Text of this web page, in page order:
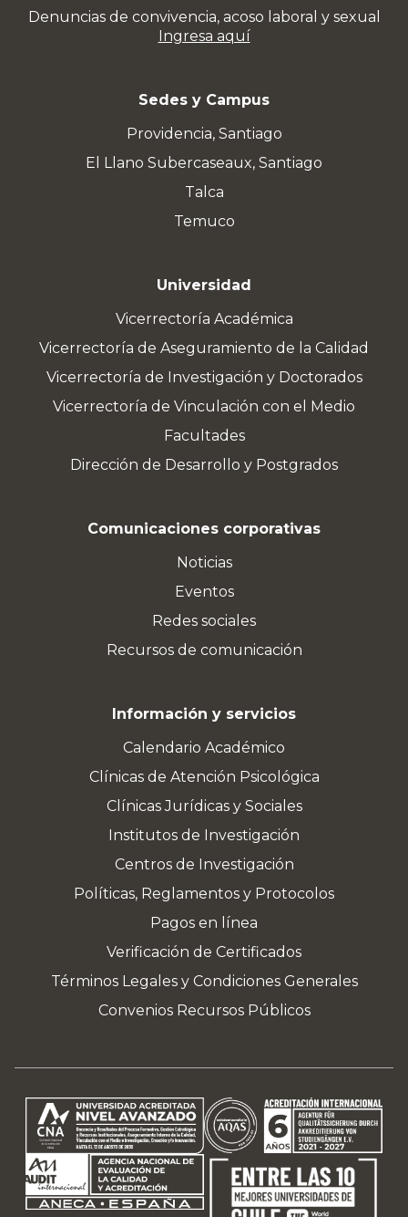
Denuncias de convivencia, acoso laboral y sexual
Ingresa aquí
Sedes y Campus
Providencia, Santiago
El Llano Subercaseaux, Santiago
Talca
Temuco
Universidad
Vicerrectoría Académica
Vicerrectoría de Aseguramiento de la Calidad
Vicerrectoría de Investigación y Doctorados
Vicerrectoría de Vinculación con el Medio
Facultades
Dirección de Desarrollo y Postgrados
Comunicaciones corporativas
Noticias
Eventos
Redes sociales
Recursos de comunicación
Información y servicios
Calendario Académico
Clínicas de Atención Psicológica
Clínicas Jurídicas y Sociales
Institutos de Investigación
Centros de Investigación
Políticas, Reglamentos y Protocolos
Pagos en línea
Verificación de Certificados
Términos Legales y Condiciones Generales
Convenios Recursos Públicos